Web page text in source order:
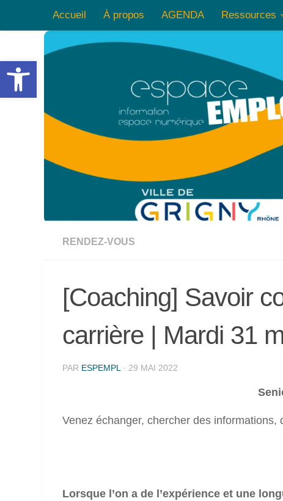
Ouvrir la barre d’outils
Skip to content
Accueil À propos AGENDA Ressources
RENDEZ-VOUS
[Coaching] Savoir
carrière | Mardi 31
PAR ESPEMPL · 29 MAI 2022
Venez échanger, chercher des informations,
Lorsque l’on a de l’expérience et une